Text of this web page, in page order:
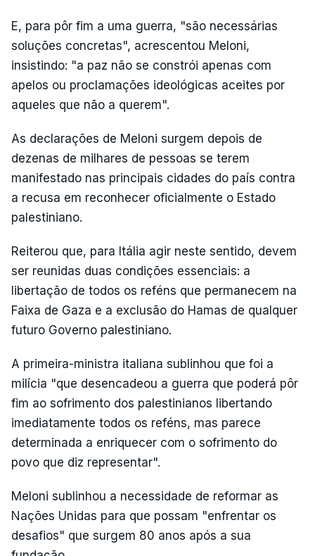
E, para pôr fim a uma guerra, "são necessárias
soluções concretas", acrescentou Meloni,
insistindo: "a paz não se constrói apenas com
apelos ou proclamações ideológicas aceites por
aqueles que não a querem".
As declarações de Meloni surgem depois de
dezenas de milhares de pessoas se terem
manifestado nas principais cidades do país contra
a recusa em reconhecer oficialmente o Estado
palestiniano.
Reiterou que, para Itália agir neste sentido, devem
ser reunidas duas condições essenciais: a
libertação de todos os reféns que permanecem na
Faixa de Gaza e a exclusão do Hamas de qualquer
futuro Governo palestiniano.
A primeira-ministra italiana sublinhou que foi a
milícia "que desencadeou a guerra que poderá pôr
fim ao sofrimento dos palestinianos libertando
imediatamente todos os reféns, mas parece
determinada a enriquecer com o sofrimento do
povo que diz representar".
Meloni sublinhou a necessidade de reformar as
Nações Unidas para que possam "enfrentar os
desafios" que surgem 80 anos após a sua